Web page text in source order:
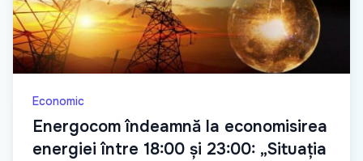
Economic
Energocom îndeamnă la economisirea
energiei între 18:00 și 23:00: „Situația